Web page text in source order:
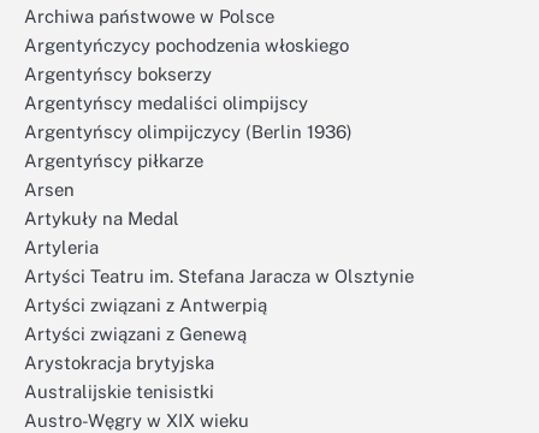
Archiwa państwowe w Polsce
Argentyńczycy pochodzenia włoskiego
Argentyńscy bokserzy
Argentyńscy medaliści olimpijscy
Argentyńscy olimpijczycy (Berlin 1936)
Argentyńscy piłkarze
Arsen
Artykuły na Medal
Artyleria
Artyści Teatru im. Stefana Jaracza w Olsztynie
Artyści związani z Antwerpią
Artyści związani z Genewą
Arystokracja brytyjska
Australijskie tenisistki
Austro-Węgry w XIX wieku